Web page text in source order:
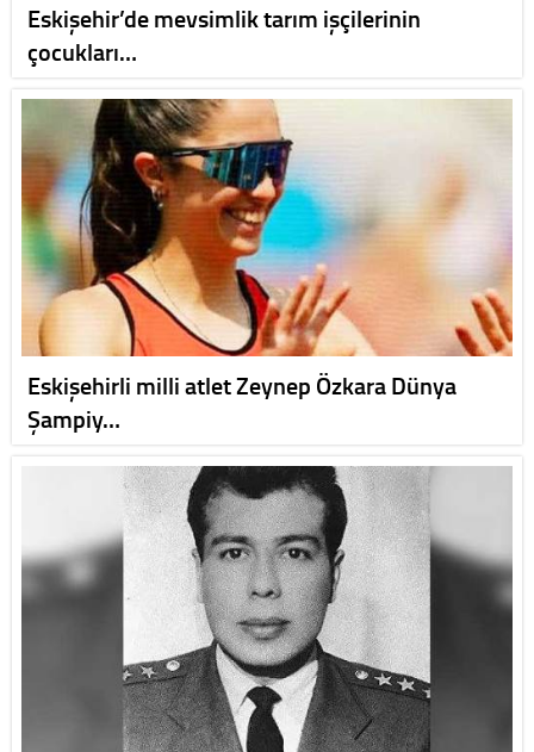
Eskişehir’de mevsimlik tarım işçilerinin
çocukları…
Eskişehirli milli atlet Zeynep Özkara Dünya
Şampiy…